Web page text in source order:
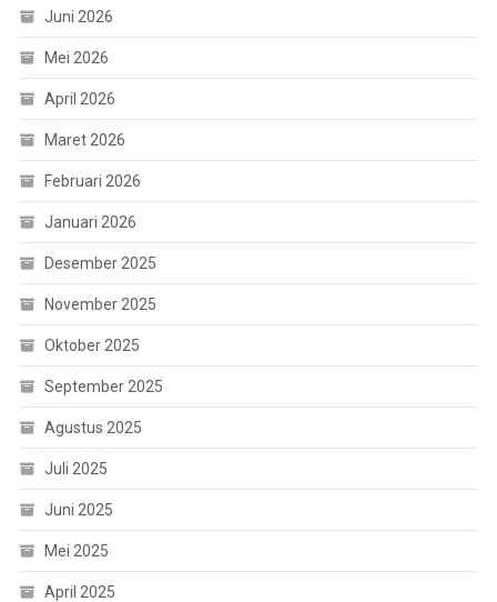
Juni 2026
Mei 2026
April 2026
Maret 2026
Februari 2026
Januari 2026
Desember 2025
November 2025
Oktober 2025
September 2025
Agustus 2025
Juli 2025
Juni 2025
Mei 2025
April 2025